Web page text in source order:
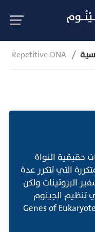
Repetitive DNA
النواة
التي تتكرر عدة
البروتينات ولكن
تنظيم الجينوم